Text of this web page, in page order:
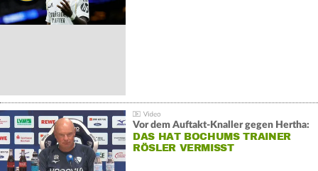
Vor dem Auftakt-Knaller gegen Hertha:
DAS HAT BOCHUMS TRAINER
RÖSLER VERMISST